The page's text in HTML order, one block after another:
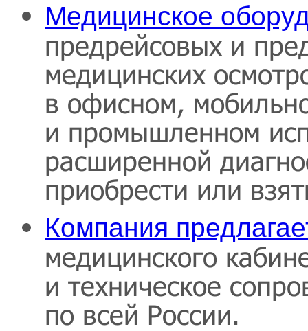
Медицинское
предрейсовых и
медицинских
в офисном,
и промышленном
расширенной
приобрести или
Компания
медицинского
и техническое
по всей России.